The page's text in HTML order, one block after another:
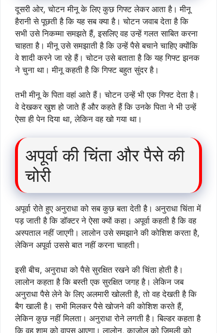
दूसरी ओर, चोटन मीनू के लिए कुछ गिफ्ट लेकर आता है। मीनू
हैरानी से पूछती है कि यह सब क्या है। चोटन जवाब देता है कि
सभी उसे निकम्मा समझते हैं, इसलिए वह उन्हें गलत साबित करना
चाहता है। मीनू उसे समझाती है कि उन्हें पैसे बचाने चाहिए क्योंकि
वे शादी करने जा रहे हैं। चोटन उसे बताता है कि यह गिफ्ट झनक
ने चुना था। मीनू कहती है कि गिफ्ट बहुत सुंदर है।
तभी मीनू के पिता वहां आते हैं। चोटन उन्हें भी एक गिफ्ट देता है।
वे देखकर खुश हो जाते हैं और कहते हैं कि उनके पिता ने भी उन्हें
ऐसा ही पेन दिया था, लेकिन वह खो गया था।
अपूर्वा की चिंता और पैसे की
चोरी
अपूर्वा रोते हुए अनुराधा को सब कुछ बता देती है। अनुराधा चिंता में
पड़ जाती है कि डॉक्टर ने ऐसा क्यों कहा। अपूर्वा कहती है कि वह
अस्पताल नहीं जाएगी। लालोन उसे समझाने की कोशिश करता है,
लेकिन अपूर्वा उससे बात नहीं करना चाहती।
इसी बीच, अनुराधा को पैसे सुरक्षित रखने की चिंता होती है।
लालोन कहता है कि बस्ती एक सुरक्षित जगह है। लेकिन जब
अनुराधा पैसे लेने के लिए अलमारी खोलती है, तो वह देखती है कि
बैग खाली है। सभी मिलकर पैसे खोजने की कोशिश करते हैं,
लेकिन कुछ नहीं मिलता। अनुराधा रोने लगती है। बिल्डर कहता है
कि वह शाम को वापस आएगा। लालोन, काजोल को जिमली को